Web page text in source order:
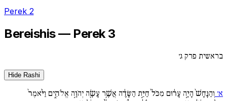
Perek 2
Bereishis — Perek 3
בראשית פרק ג׳
Hide Rashi
א׳ וְהַנָּחָשׁ֙ הָיָ֣ה עָר֔וּם מִכֹּל֙ חַיַּ֣ת הַשָּׂדֶ֔ה אֲשֶׁ֥ר עָשָׂ֖ה יְהֹוָ֣ה אֱלֹהִ֑ים וַיֹּ֨אמֶר֙